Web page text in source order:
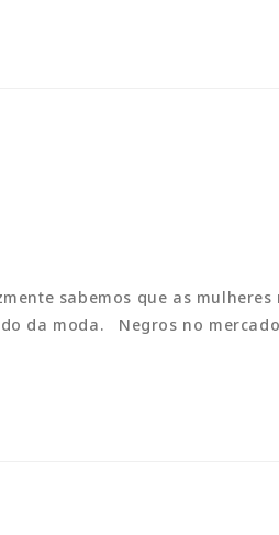
sabemos que as mulheres
da moda. Negros no